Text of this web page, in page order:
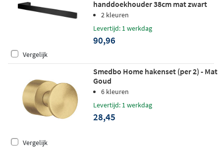
handdoekhouder 38cm mat zwart
2 kleuren
Levertijd: 1 werkdag
90,96
Vergelijk
Smedbo Home hakenset (per 2) - Mat
Goud
6 kleuren
Levertijd: 1 werkdag
28,45
Vergelijk